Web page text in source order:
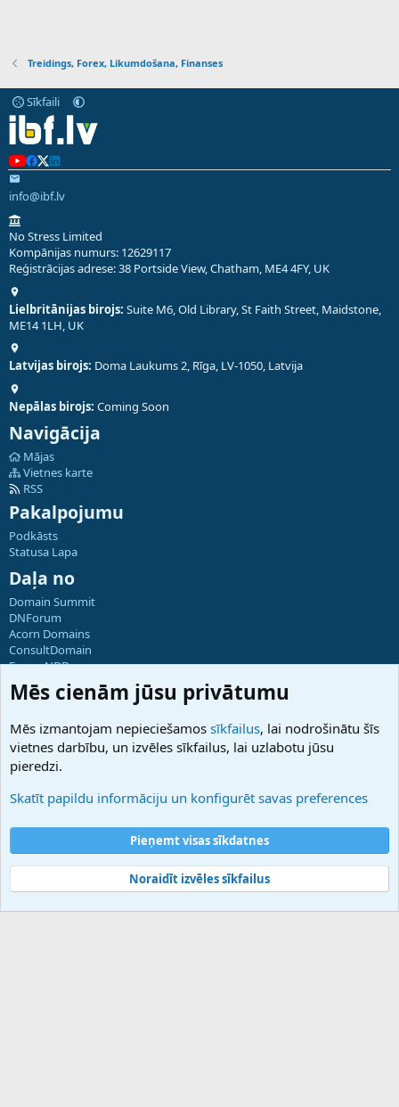
Treidings, Forex, Likumdošana, Finanses
Sīkfaili
info@ibf.lv
No Stress Limited
Kompānijas numurs: 12629117
Reģistrācijas adrese: 38 Portside View, Chatham, ME4 4FY, UK
Lielbritānijas birojs: Suite M6, Old Library, St Faith Street, Maidstone,
ME14 1LH, UK
Latvijas birojs: Doma Laukums 2, Rīga, LV-1050, Latvija
Nepālas birojs: Coming Soon
Navigācija
Mājas
Vietnes karte
RSS
Pakalpojumu
Podkāsts
Statusa Lapa
Daļa no
Domain Summit
DNForum
Acorn Domains
ConsultDomain
ForumNDD
Domainforum.ro
27.be
Hostmaria
Atbalsts
Palīdzība
Noteikumi un nosacījumi
Privātuma politika
Community platform by XenForo® © 2010-2025 XenForo Ltd.
Mēs cienām jūsu privātumu
Mēs izmantojam nepieciešamos sīkfailus, lai nodrošinātu šīs
vietnes darbību, un izvēles sīkfailus, lai uzlabotu jūsu
pieredzi.
Skatīt papildu informāciju un konfigurēt savas preferences
Pieņemt visas sīkdatnes
Noraidīt izvēles sīkfailus